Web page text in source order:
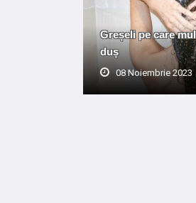
Greșeli pe care
duș
08 Noiembrie 2023